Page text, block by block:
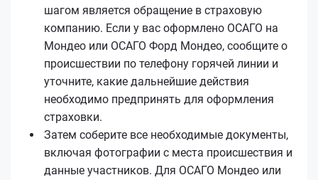
шагом является обращение в страховую
компанию. Если у вас оформлено ОСАГО на
Мондео или ОСАГО Форд Мондео, сообщите о
происшествии по телефону горячей линии и
уточните, какие дальнейшие действия
необходимо предпринять для оформления
страховки.
Затем соберите все необходимые документы,
включая фотографии с места происшествия и
данные участников. Для ОСАГО Мондео или